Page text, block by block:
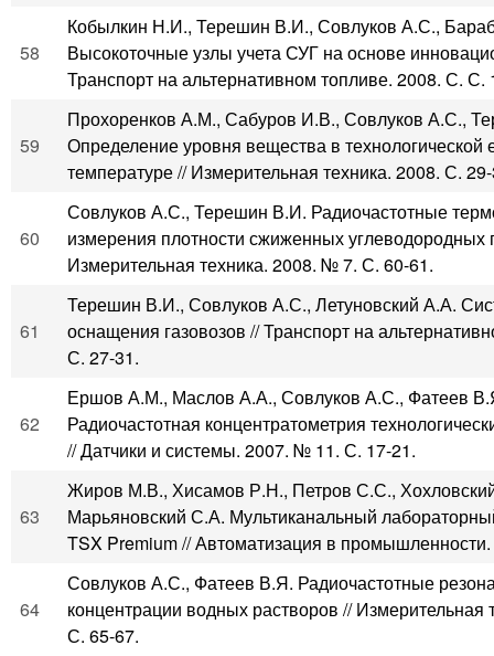
58
Кобылкин Н.И., Терешин В.И., Совлуков А.С.,
Высокоточные узлы учета СУГ на основе
Транспорт на альтернативном топливе. 2008. С. С.
59
Прохоренков А.М., Сабуров И.В., Совлуков А.С.,
Определение уровня вещества в технологической
температуре // Измерительная техника. 2008. С.
60
Совлуков А.С., Терешин В.И. Радиочастотные
измерения плотности сжиженных углеводородных
Измерительная техника. 2008. № 7. С. 60-61.
61
Терешин В.И., Совлуков А.С., Летуновский А.А.
оснащения газовозов // Транспорт на
С. 27-31.
62
Ершов А.М., Маслов А.А., Совлуков А.С., Фатеев
Радиочастотная концентратометрия
// Датчики и системы. 2007. № 11. С. 17-21.
63
Жиров М.В., Хисамов Р.Н., Петров С.С.,
Марьяновский С.А. Мультиканальный
TSX Premium // Автоматизация в
64
Совлуков А.С., Фатеев В.Я. Радиочастотные
концентрации водных растворов //
С. 65-67.